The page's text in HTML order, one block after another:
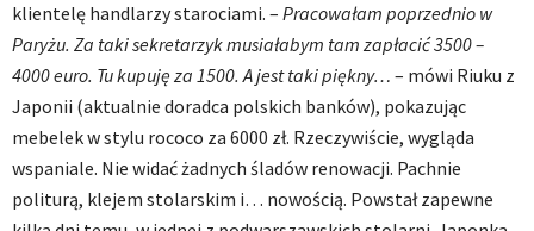
klientelę handlarzy starociami. – Pracowałam poprzednio w
Paryżu. Za taki sekretarzyk musiałabym tam zapłacić 3500 –
4000 euro. Tu kupuję za 1500. A jest taki piękny… – mówi Riuku z
Japonii (aktualnie doradca polskich banków), pokazując
mebelek w stylu rococo za 6000 zł. Rzeczywiście, wygląda
wspaniale. Nie widać żadnych śladów renowacji. Pachnie
politurą, klejem stolarskim i… nowością. Powstał zapewne